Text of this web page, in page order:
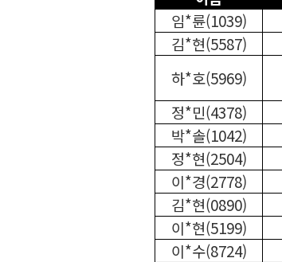
임*륜(1039)
김*현(5587)
하*호(5969)
정*민(4378)
박*솔(1042)
정*현(2504)
이*경(2778)
김*현(0890)
이*현(5199)
이*수(8724)